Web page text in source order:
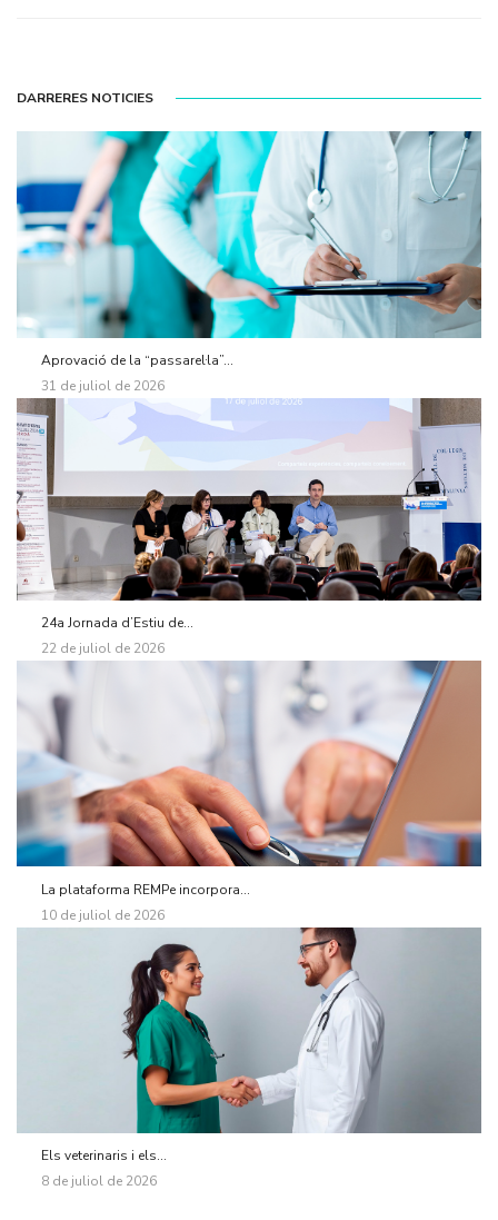
DARRERES NOTICIES
Aprovació de la “passarel·la”...
31 de juliol de 2026
24a Jornada d’Estiu de...
22 de juliol de 2026
La plataforma REMPe incorpora...
10 de juliol de 2026
Els veterinaris i els...
8 de juliol de 2026